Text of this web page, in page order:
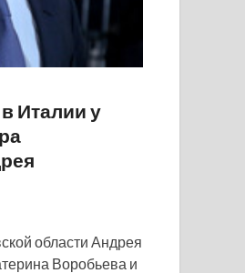
Италии у
области Андрея
Воробьева и